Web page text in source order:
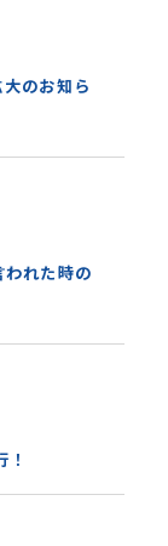
のお知ら
れた時の